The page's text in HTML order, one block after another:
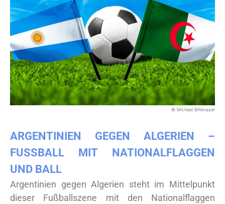
© Michael Bihlmayer
ARGENTINIEN GEGEN ALGERIEN –
FUSSBALL MIT NATIONALFLAGGEN
UND BALL
Argentinien gegen Algerien steht im Mittelpunkt
dieser Fußballszene mit den Nationalflaggen